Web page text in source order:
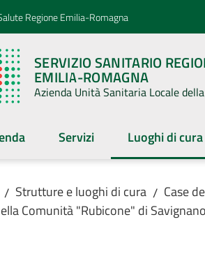
Regione Emilia-Romagna
SERVIZIO SANITARIO
EMILIA-ROMAGNA
Azienda Unità Sanitaria Locale
Servizi Luoghi di cura
Menu
/ Strutture e luoghi di cura / Case
Comunità "Rubicone" di